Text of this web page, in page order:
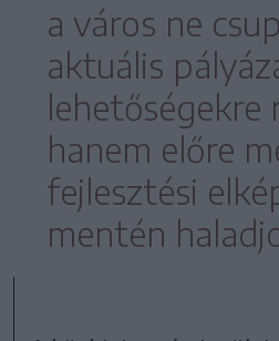
a város ne
aktuális
lehetőségekre
hanem előre
fejlesztési
mentén